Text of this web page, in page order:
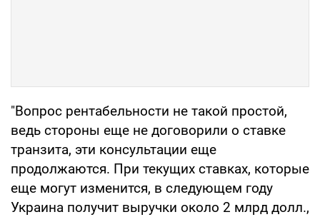
"Вопрос рентабельности не такой простой,
ведь стороны еще не договорили о ставке
транзита, эти консультации еще
продолжаются. При текущих ставках, которые
еще могут изменится, в следующем году
Украина получит выручки около 2 млрд долл.,